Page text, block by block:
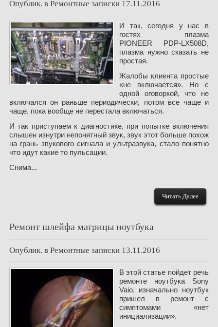
Опублик. в Ремонтные записки 17.11.2016
И так, сегодня у нас в
гостях плазма
PIONEER PDP-LX508D,
плазма нужно сказать не
простая.
Жалобы клиента простые
«не включается». Но с
одной оговоркой, что не
включался он раньше периодически, потом все чаще и
чаще, пока вообще не перестала включаться.
И так приступаем к диагностике, при попытке включения
слышен изнутри непонятный звук, звук этот больше похож
на грань звукового сигнала и ультразвука, стало понятно
что идут какие то пульсации.
Снима...
Читать Далее
Ремонт шлейфа матрицы ноутбука
Опублик. в Ремонтные записки 13.11.2016
В этой статье пойдет речь
ремонте ноутбука Sony
Vaio, изначально ноутбук
пришел в ремонт с
симптомами «нет
инициализации».